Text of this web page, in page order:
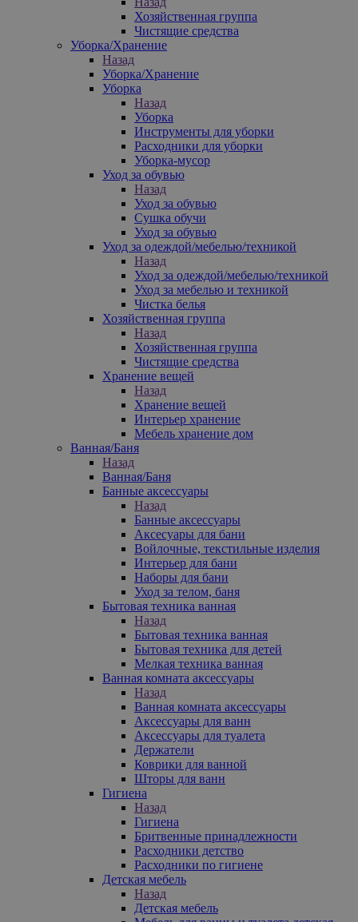
Хозяйственная группа
Чистящие средства
Уборка/Хранение
Назад
Уборка/Хранение
Уборка
Назад
Уборка
Инструменты для уборки
Расходники для уборки
Уборка-мусор
Уход за обувью
Назад
Уход за обувью
Сушка обучи
Уход за обувью
Уход за одеждой/мебелью/техникой
Назад
Уход за одеждой/мебелью/техникой
Уход за мебелью и техникой
Чистка белья
Хозяйственная группа
Назад
Хозяйственная группа
Чистящие средства
Хранение вещей
Назад
Хранение вещей
Интерьер хранение
Мебель хранение дом
Ванная/Баня
Назад
Ванная/Баня
Банные аксессуары
Назад
Банные аксессуары
Аксесуары для бани
Войлочные, текстильные изделия
Интерьер для бани
Наборы для бани
Уход за телом, баня
Бытовая техника ванная
Назад
Бытовая техника ванная
Бытовая техника для детей
Мелкая техника ванная
Ванная комната аксессуары
Назад
Ванная комната аксессуары
Аксессуары для ванн
Аксессуары для туалета
Держатели
Коврики для ванной
Шторы для ванн
Гигиена
Назад
Гигиена
Бритвенные принадлежности
Расходники детство
Расходники по гигиене
Детская мебель
Назад
Детская мебель